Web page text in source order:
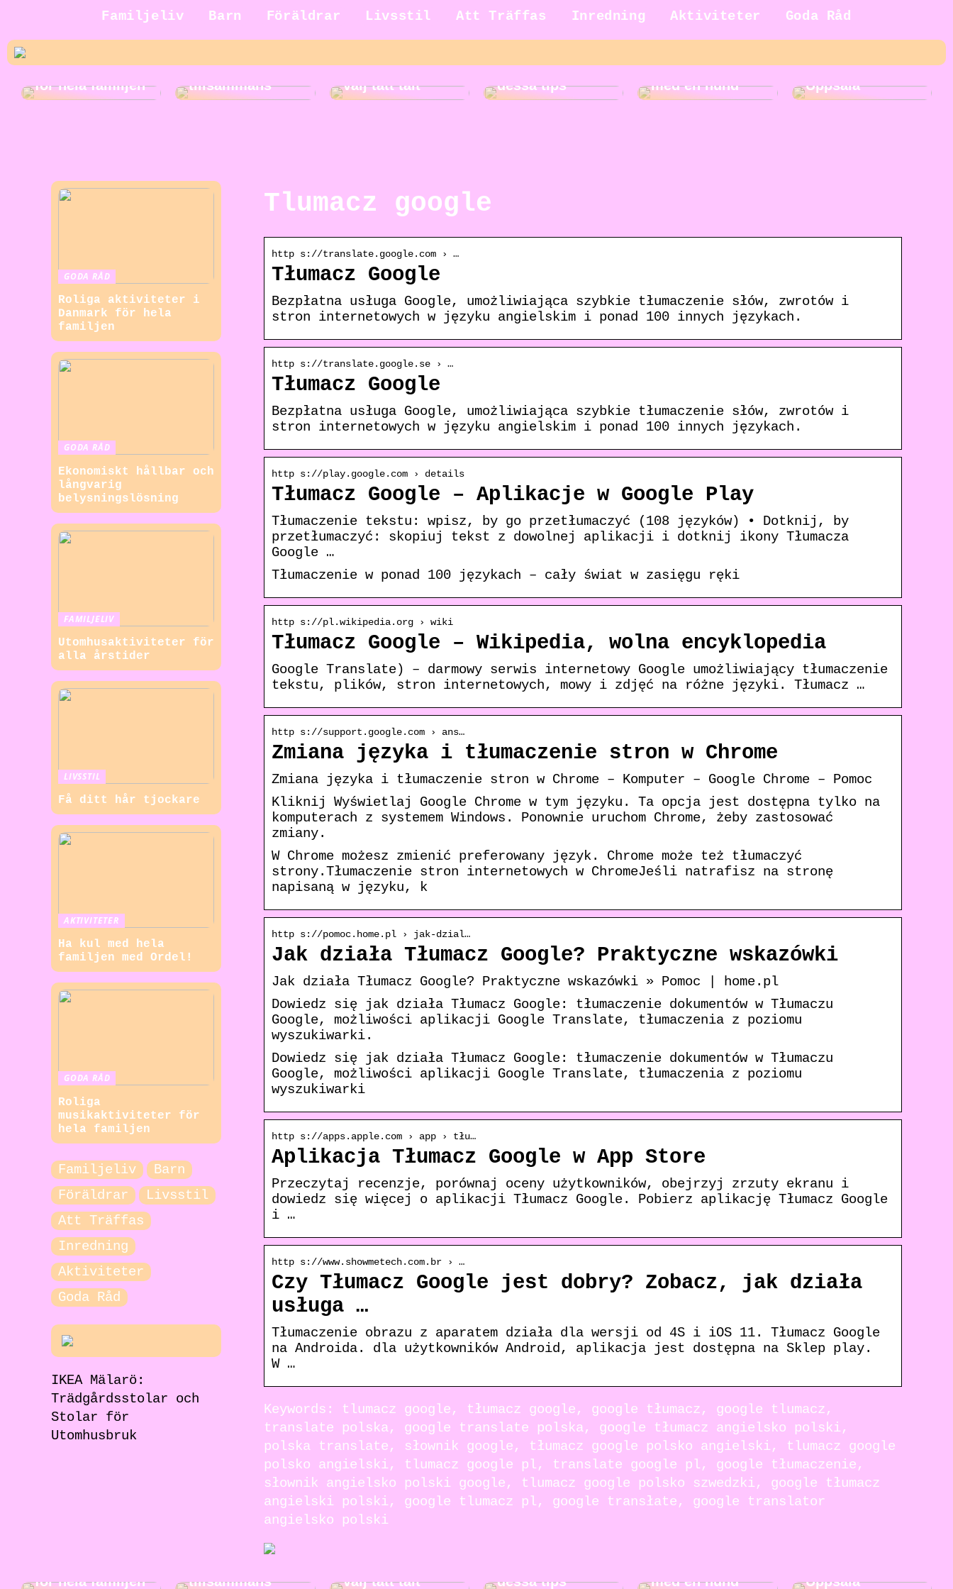
Familjeliv Barn Föräldrar Livsstil Att Träffas Inredning Aktiviteter Goda Råd
för hela familjen
Jakt för hela
rolig och
tillsammans
välj tätt tält
dessa tips
med en hund
Uppsala
Tlumacz google
http s://translate.google.com › …
Tłumacz Google
Bezpłatna usługa Google, umożliwiająca szybkie tłumaczenie słów, zwrotów i
stron internetowych w języku angielskim i ponad 100 innych językach.
http s://translate.google.se › …
Tłumacz Google
Bezpłatna usługa Google, umożliwiająca szybkie tłumaczenie słów, zwrotów i
stron internetowych w języku angielskim i ponad 100 innych językach.
http s://play.google.com › details
Tłumacz Google – Aplikacje w Google Play
Tłumaczenie tekstu: wpisz, by go przetłumaczyć (108 języków) • Dotknij, by
przetłumaczyć: skopiuj tekst z dowolnej aplikacji i dotknij ikony Tłumacza
Google …
Tłumaczenie w ponad 100 językach – cały świat w zasięgu ręki
http s://pl.wikipedia.org › wiki
Tłumacz Google – Wikipedia, wolna encyklopedia
Google Translate) – darmowy serwis internetowy Google umożliwiający tłumaczenie
tekstu, plików, stron internetowych, mowy i zdjęć na różne języki. Tłumacz …
http s://support.google.com › ans…
Zmiana języka i tłumaczenie stron w Chrome
Zmiana języka i tłumaczenie stron w Chrome – Komputer – Google Chrome – Pomoc
Kliknij Wyświetlaj Google Chrome w tym języku. Ta opcja jest dostępna tylko na
komputerach z systemem Windows. Ponownie uruchom Chrome, żeby zastosować
zmiany.
W Chrome możesz zmienić preferowany język. Chrome może też tłumaczyć
strony.Tłumaczenie stron internetowych w ChromeJeśli natrafisz na stronę
napisaną w języku, k
http s://pomoc.home.pl › jak-dzial…
Jak działa Tłumacz Google? Praktyczne wskazówki
Jak działa Tłumacz Google? Praktyczne wskazówki » Pomoc | home.pl
Dowiedz się jak działa Tłumacz Google: tłumaczenie dokumentów w Tłumaczu
Google, możliwości aplikacji Google Translate, tłumaczenia z poziomu
wyszukiwarki.
Dowiedz się jak działa Tłumacz Google: tłumaczenie dokumentów w Tłumaczu
Google, możliwości aplikacji Google Translate, tłumaczenia z poziomu
wyszukiwarki
http s://apps.apple.com › app › tłu…
Aplikacja Tłumacz Google w App Store
Przeczytaj recenzje, porównaj oceny użytkowników, obejrzyj zrzuty ekranu i
dowiedz się więcej o aplikacji Tłumacz Google. Pobierz aplikację Tłumacz Google
i …
http s://www.showmetech.com.br › …
Czy Tłumacz Google jest dobry? Zobacz, jak działa
usługa …
Tłumaczenie obrazu z aparatem działa dla wersji od 4S i iOS 11. Tłumacz Google
na Androida. dla użytkowników Android, aplikacja jest dostępna na Sklep play.
W …
Keywords: tlumacz google, tłumacz google, google tłumacz, google tlumacz,
translate polska, google translate polska, google tłumacz angielsko polski,
polska translate, słownik google, tłumacz google polsko angielski, tlumacz google
polsko angielski, tlumacz google pl, translate google pl, google tłumaczenie,
słownik angielsko polski google, tlumacz google polsko szwedzki, google tłumacz
angielski polski, google tlumacz pl, google transłate, google translator
angielsko polski
GODA RÅD
Roliga aktiviteter i
Danmark för hela
familjen
GODA RÅD
Ekonomiskt hållbar och
långvarig
belysningslösning
FAMILJELIV
Utomhusaktiviteter för
alla årstider
LIVSSTIL
Få ditt hår tjockare
AKTIVITETER
Ha kul med hela
familjen med Ordel!
GODA RÅD
Roliga
musikaktiviteter för
hela familjen
Familjeliv
Barn
Föräldrar
Livsstil
Att Träffas
Inredning
Aktiviteter
Goda Råd
IKEA Mälarö:
Trädgårdsstolar och
Stolar för
Utomhusbruk
för hela familjen
Jakt för hela
familjen: En
tillsammans
välj tätt tält
dessa tips
med en hund
Uppsala